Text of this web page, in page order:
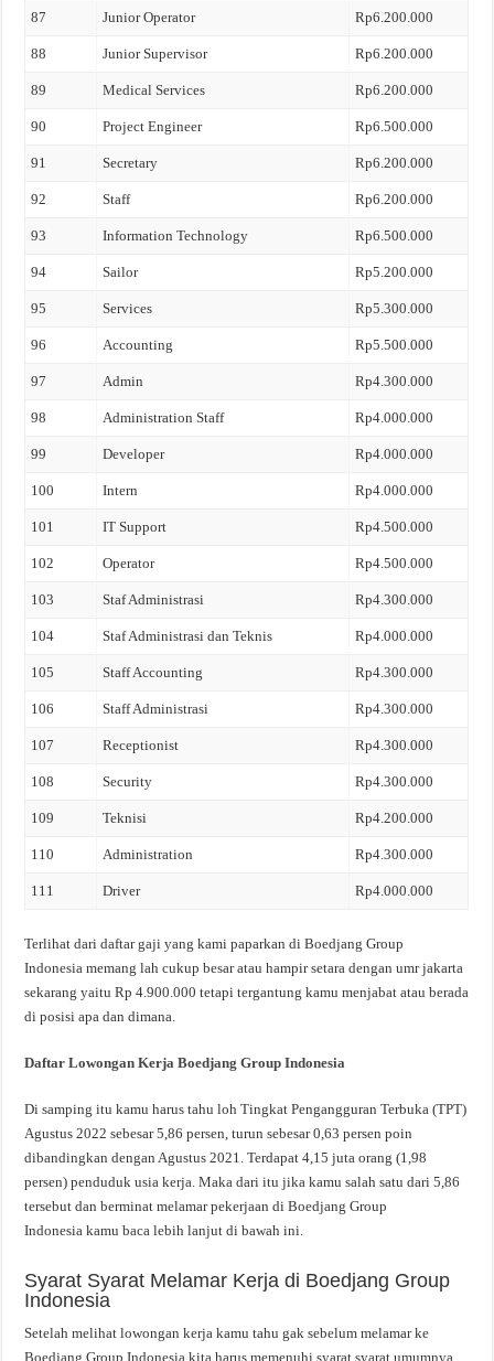
87 Junior Operator Rp6.200.000
88 Junior Supervisor Rp6.200.000
89 Medical Services Rp6.200.000
90 Project Engineer Rp6.500.000
91 Secretary Rp6.200.000
92 Staff Rp6.200.000
93 Information Technology Rp6.500.000
94 Sailor Rp5.200.000
95 Services Rp5.300.000
96 Accounting Rp5.500.000
97 Admin Rp4.300.000
98 Administration Staff Rp4.000.000
99 Developer Rp4.000.000
100 Intern Rp4.000.000
101 IT Support Rp4.500.000
102 Operator Rp4.500.000
103 Staf Administrasi Rp4.300.000
104 Staf Administrasi dan Teknis Rp4.000.000
105 Staff Accounting Rp4.300.000
106 Staff Administrasi Rp4.300.000
107 Receptionist Rp4.300.000
108 Security Rp4.300.000
109 Teknisi Rp4.200.000
110 Administration Rp4.300.000
111 Driver Rp4.000.000
Terlihat dari daftar gaji yang kami paparkan di Boedjang Group
Indonesia memang lah cukup besar atau hampir setara dengan umr jakarta
sekarang yaitu Rp 4.900.000 tetapi tergantung kamu menjabat atau berada
di posisi apa dan dimana.
Daftar Lowongan Kerja Boedjang Group Indonesia
Di samping itu kamu harus tahu loh Tingkat Pengangguran Terbuka (TPT)
Agustus 2022 sebesar 5,86 persen, turun sebesar 0,63 persen poin
dibandingkan dengan Agustus 2021. Terdapat 4,15 juta orang (1,98
persen) penduduk usia kerja. Maka dari itu jika kamu salah satu dari 5,86
tersebut dan berminat melamar pekerjaan di Boedjang Group
Indonesia kamu baca lebih lanjut di bawah ini.
Syarat Syarat Melamar Kerja di Boedjang Group
Indonesia
Setelah melihat lowongan kerja kamu tahu gak sebelum melamar ke
Boedjang Group Indonesia kita harus memenuhi syarat syarat umumnya